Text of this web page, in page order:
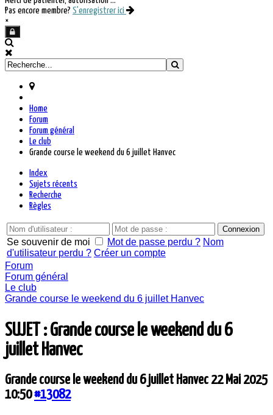
Pas encore membre? S'enregistrer ici
×
Home
Forum
Forum général
Le club
Grande course le weekend du 6 juillet Hanvec
Index
Sujets récents
Recherche
Règles
Se souvenir de moi Mot de passe perdu ? Nom
d'utilisateur perdu ? Créer un compte
Forum
Forum général
Le club
Grande course le weekend du 6 juillet Hanvec
SUJET : Grande course le weekend du 6
juillet Hanvec
Grande course le weekend du 6 juillet Hanvec 22 Mai 2025
10:50#13082